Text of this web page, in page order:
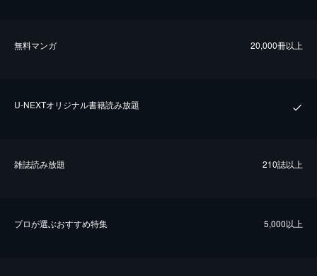
無料マンガ 20,000冊以上
U-NEXTオリジナル書籍読み放題
雑誌読み放題 210誌以上
プロが選ぶおすすめ特集 5,000以上